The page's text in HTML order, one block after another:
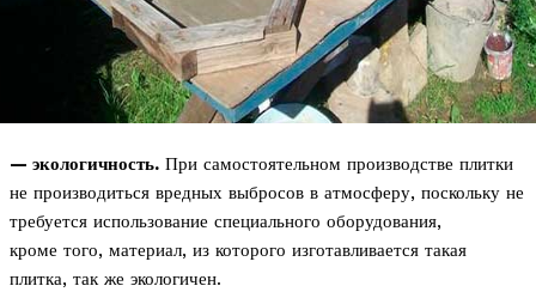
— экологичность. При самостоятельном производстве плитки
не производиться вредных выбросов в атмосферу, поскольку не
требуется использование специального оборудования,
кроме того, материал, из которого изготавливается такая
плитка, так же экологичен.